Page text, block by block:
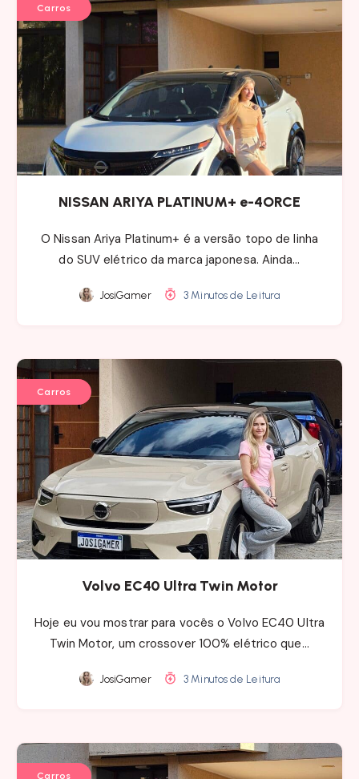
Carros
NISSAN ARIYA PLATINUM+ e-4ORCE
O Nissan Ariya Platinum+ é a versão topo de linha
do SUV elétrico da marca japonesa. Ainda…
JosiGamer 3 Minutos de Leitura
Carros
Volvo EC40 Ultra Twin Motor
Hoje eu vou mostrar para vocês o Volvo EC40 Ultra
Twin Motor, um crossover 100% elétrico que…
JosiGamer 3 Minutos de Leitura
Carros